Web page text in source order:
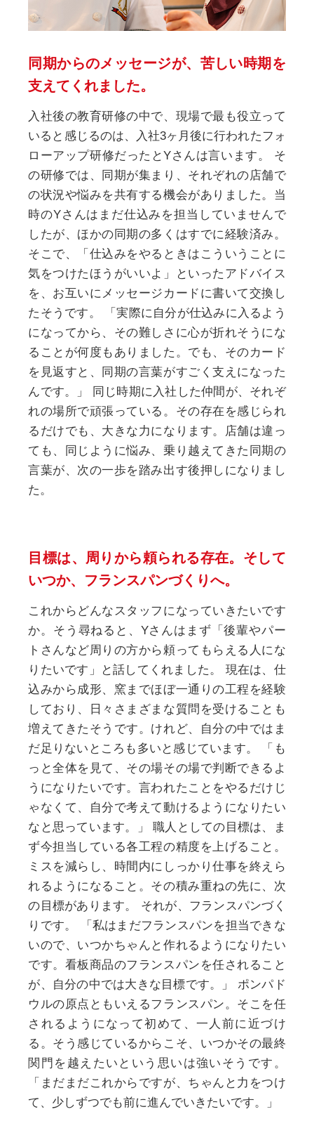
同期からのメッセージが、 苦しい時期を
支えてくれました。
入社後の教育研修の中で、現場で最も役立って
いると感じるのは、入社3ヶ月後に行われたフォ
ローアップ研修だったとYさんは言います。
そ
の研修では、同期が集まり、それぞれの店舗で
の状況や悩みを共有する機会がありました。当
時のYさんはまだ仕込みを担当していませんで
したが、ほかの同期の多くはすでに経験済み。
そこで、「仕込みをやるときはこういうことに
気をつけたほうがいいよ」といったアドバイス
を、お互いにメッセージカードに書いて交換し
たそうです。
「実際に自分が仕込みに入るよう
になってから、その難しさに心が折れそうにな
ることが何度もありました。でも、そのカード
を見返すと、同期の言葉がすごく支えになった
んです。」
同じ時期に入社した仲間が、それぞ
れの場所で頑張っている。その存在を感じられ
るだけでも、大きな力になります。店舗は違っ
ても、同じように悩み、乗り越えてきた同期の
言葉が、次の一歩を踏み出す後押しになりまし
た。
目標は、周りから頼られる存在。 そして
いつか、フランスパンづくりへ。
これからどんなスタッフになっていきたいです
か。そう尋ねると、Yさんはまず「後輩やパー
トさんなど周りの方から頼ってもらえる人にな
りたいです」と話してくれました。
現在は、仕
込みから成形、窯までほぼ一通りの工程を経験
しており、日々さまざまな質問を受けることも
増えてきたそうです。けれど、自分の中ではま
だ足りないところも多いと感じています。
「も
っと全体を見て、その場その場で判断できるよ
うになりたいです。言われたことをやるだけじ
ゃなくて、自分で考えて動けるようになりたい
なと思っています。」
職人としての目標は、ま
ず今担当している各工程の精度を上げること。
ミスを減らし、時間内にしっかり仕事を終えら
れるようになること。その積み重ねの先に、次
の目標があります。
それが、フランスパンづく
りです。
「私はまだフランスパンを担当できな
いので、いつかちゃんと作れるようになりたい
です。看板商品のフランスパンを任されること
が、自分の中では大きな目標です。」
ポンパド
ウルの原点ともいえるフランスパン。そこを任
されるようになって初めて、一人前に近づけ
る。そう感じているからこそ、いつかその最終
関門を越えたいという思いは強いそうです。
「まだまだこれからですが、ちゃんと力をつけ
て、少しずつでも前に進んでいきたいです。」